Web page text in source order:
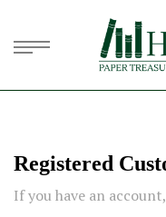
Registered
If you have an